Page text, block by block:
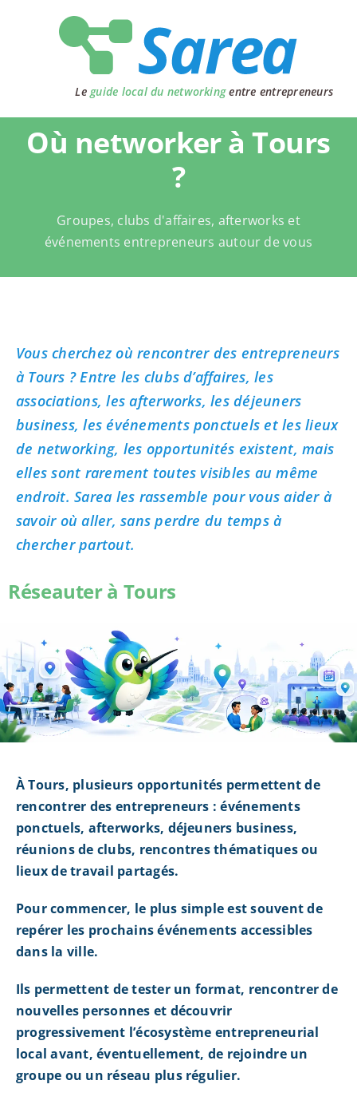
Le guide local du networkingentre entrepreneurs
Où networker à Tours
?
Groupes, clubs d'affaires, afterworks et
événements entrepreneurs autour de vous
Vous cherchez où rencontrer des entrepreneurs
à Tours ? Entre les clubs d’affaires, les
associations, les afterworks, les déjeuners
business, les événements ponctuels et les lieux
de networking, les opportunités existent, mais
elles sont rarement toutes visibles au même
endroit. Sarea les rassemble pour vous aider à
savoir où aller, sans perdre du temps à
chercher partout.
Réseauter à Tours
À Tours, plusieurs opportunités permettent de
rencontrer des entrepreneurs : événements
ponctuels, afterworks, déjeuners business,
réunions de clubs, rencontres thématiques ou
lieux de travail partagés.
Pour commencer, le plus simple est souvent de
repérer les prochains événements accessibles
dans la ville.
Ils permettent de tester un format, rencontrer de
nouvelles personnes et découvrir
progressivement l’écosystème entrepreneurial
local avant, éventuellement, de rejoindre un
groupe ou un réseau plus régulier.